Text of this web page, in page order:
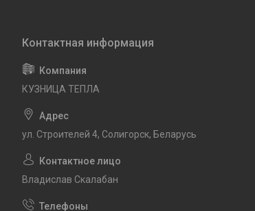
КУЗНИЦА ТЕПЛА
ул. Строителей 4, Солигорск, Беларусь
Владислав Скалабан